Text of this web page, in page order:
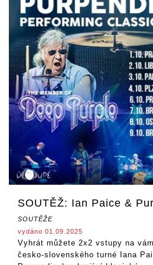
SOUTĚŽ: Ian Paice &
SOUTĚŽE
vydáno 01.09.2025
Vyhrát můžete 2x2 vstupy na
česko-slovenského turné Iana